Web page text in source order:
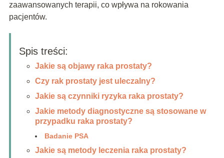
zaawansowanych terapii, co wpływa na rokowania
pacjentów.
Spis treści:
Jakie są objawy raka prostaty?
Czy rak prostaty jest uleczalny?
Jakie są czynniki ryzyka raka prostaty?
Jakie metody diagnostyczne są stosowane w
przypadku raka prostaty?
Badanie PSA
Jakie są metody leczenia raka prostaty?